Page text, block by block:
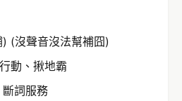
(沒聲音沒法幫補囧)
動、揪地霸
詞服務